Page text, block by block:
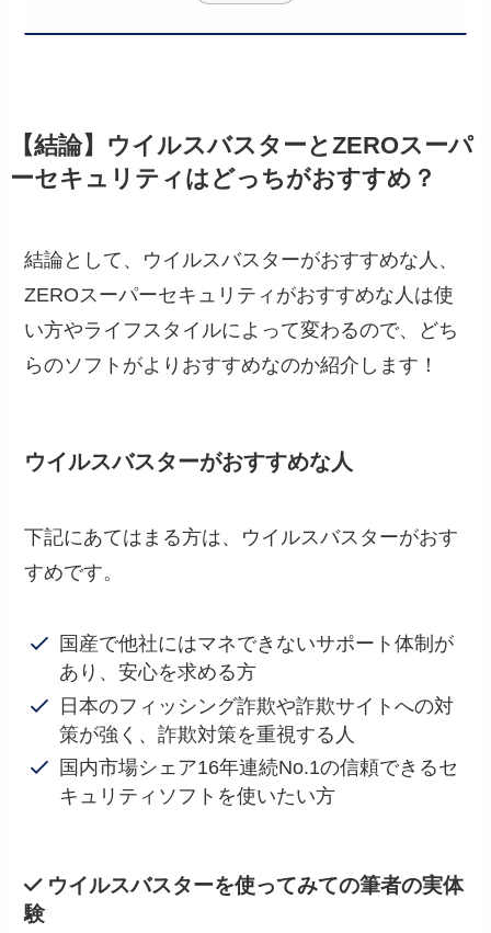
【結論】ウイルスバスターとZEROスーパ
ーセキュリティはどっちがおすすめ？
結論として、ウイルスバスターがおすすめな人、
ZEROスーパーセキュリティがおすすめな人は使
い方やライフスタイルによって変わるので、どち
らのソフトがよりおすすめなのか紹介します！
ウイルスバスターがおすすめな人
下記にあてはまる方は、ウイルスバスターがおす
すめです。
国産で他社にはマネできないサポート体制が
あり、安心を求める方
日本のフィッシング詐欺や詐欺サイトへの対
策が強く、詐欺対策を重視する人
国内市場シェア16年連続No.1の信頼できるセ
キュリティソフトを使いたい方
ウイルスバスターを使ってみての筆者の実体
験